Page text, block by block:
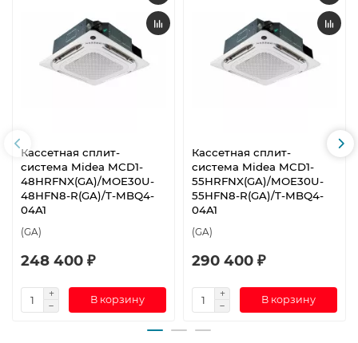
Кассетная сплит-
система Midea MCD1-
48HRFNX(GA)/MOE30U-
48HFN8-R(GA)/T-MBQ4-
04A1
(GA)
248 400 ₽
В корзину
Кассетная сплит-
система Midea MCD1-
55HRFNX(GA)/MOE30U-
55HFN8-R(GA)/T-MBQ4-
04A1
(GA)
290 400 ₽
В корзину